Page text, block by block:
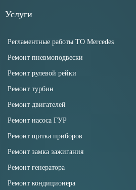
Услуги
Регламентные работы ТО Mercedes
Ремонт пневмоподвески
Ремонт рулевой рейки
Ремонт турбин
Ремонт двигателей
Ремонт насоса ГУР
Ремонт щитка приборов
Ремонт замка зажигания
Ремонт генератора
Ремонт кондиционера